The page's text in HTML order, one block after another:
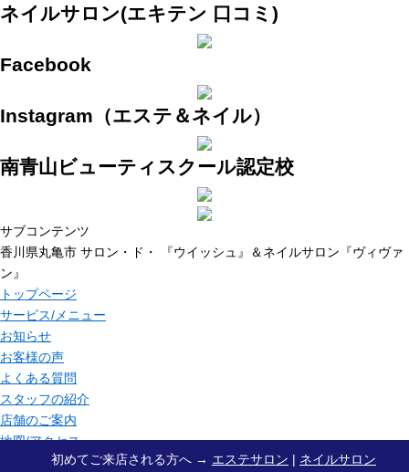
ネイルサロン(エキテン 口コミ)
Facebook
Instagram（エステ＆ネイル）
南青山ビューティスクール認定校
サブコンテンツ
香川県丸亀市 サロン・ド・ 『ウイッシュ』＆ネイルサロン『ヴィヴァ
ン』
トップページ
サービス/メニュー
お知らせ
お客様の声
よくある質問
スタッフの紹介
店舗のご案内
地図/アクセス
初めてご来店される方へ → エステサロン | ネイルサロン